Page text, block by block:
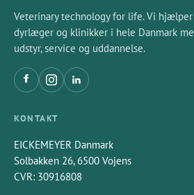
Veterinary technology for life. Vi hjælper
dyrlæger og klinikker i hele Danmark
udstyr, service og uddannelse.
KONTAKT
EICKEMEYER Danmark
Solbakken 26, 6500 Vojens
CVR: 30916808